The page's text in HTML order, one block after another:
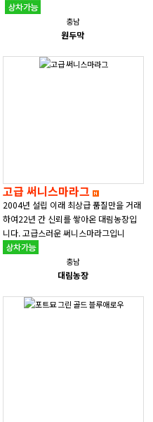
충남
원두막
고급 써니스마라그
2004년 설립 이래 최상급 품질만을 거래
하여22년 간 신뢰를 쌓아온 대림농장입
니다. 고급스러운 써니스마라그입니
다. 써니스마라그 작상가H2...
충남
대림농장